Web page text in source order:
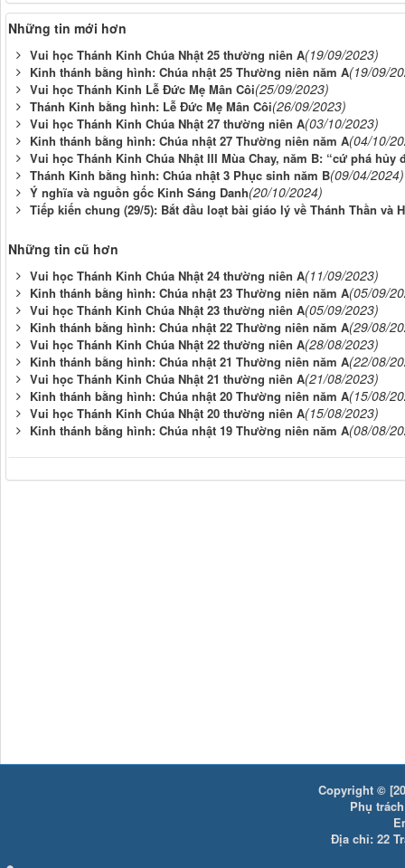
Những tin mới hơn
Vui học Thánh Kinh Chúa Nhật 25 thường niên A(19/09/2023)
Kinh thánh bằng hình: Chúa nhật 25 Thường niên năm A(19/09/
Vui học Thánh Kinh Lễ Đức Mẹ Mân Côi(25/09/2023)
Thánh Kinh bằng hình: Lễ Đức Mẹ Mân Côi(26/09/2023)
Vui học Thánh Kinh Chúa Nhật 27 thường niên A(03/10/2023)
Kinh thánh bằng hình: Chúa nhật 27 Thường niên năm A(04/10/
Vui học Thánh Kinh Chúa Nhật III Mùa Chay, năm B: “cứ phá hủy
Thánh Kinh bằng hình: Chúa nhật 3 Phục sinh năm B(09/04/2024)
Ý nghĩa và nguồn gốc Kinh Sáng Danh(20/10/2024)
Tiếp kiến chung (29/5): Bắt đầu loạt bài giáo lý về Thánh Thần và
Những tin cũ hơn
Vui học Thánh Kinh Chúa Nhật 24 thường niên A(11/09/2023)
Kinh thánh bằng hình: Chúa nhật 23 Thường niên năm A(05/09/
Vui học Thánh Kinh Chúa Nhật 23 thường niên A(05/09/2023)
Kinh thánh bằng hình: Chúa nhật 22 Thường niên năm A(29/08/
Vui học Thánh Kinh Chúa Nhật 22 thường niên A(28/08/2023)
Kinh thánh bằng hình: Chúa nhật 21 Thường niên năm A(22/08/
Vui học Thánh Kinh Chúa Nhật 21 thường niên A(21/08/2023)
Kinh thánh bằng hình: Chúa nhật 20 Thường niên năm A(15/08/
Vui học Thánh Kinh Chúa Nhật 20 thường niên A(15/08/2023)
Kinh thánh bằng hình: Chúa nhật 19 Thường niên năm A(08/08/
Copyright ©
Phụ
Địa chỉ: 22